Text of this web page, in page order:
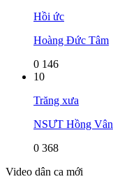
Hồi ức
Hoàng Đức Tâm
0 146
10
Trăng xưa
NSƯT Hồng Vân
0 368
Video dân ca mới